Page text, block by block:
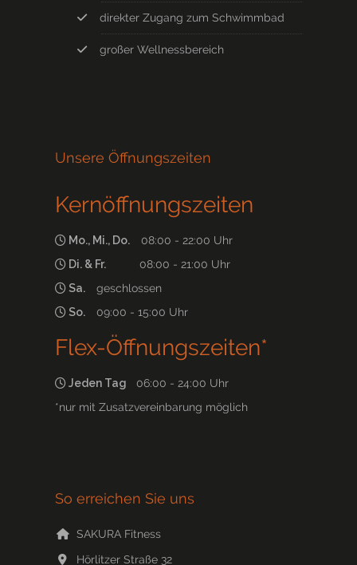
direkter Zugang zum Schwimmbad
großer Wellnessbereich
Unsere Öffnungszeiten
Kernöffnungszeiten
Mo., Mi., Do.
08:00 - 22:00 Uhr
Di. & Fr.
08:00 - 21:00 Uhr
Sa.
geschlossen
So.
09:00 - 15:00 Uhr
Flex-Öffnungszeiten*
Jeden Tag 06:00 - 24:00 Uhr
*nur mit Zusatzvereinbarung möglich
So erreichen Sie uns
SAKURA Fitness
Hörlitzer Straße 32